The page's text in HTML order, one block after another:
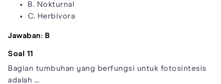
B. Nokturnal
C. Herbivora
Jawaban: B
Soal 11
Bagian tumbuhan yang berfungsi untuk fotosintesis
adalah …